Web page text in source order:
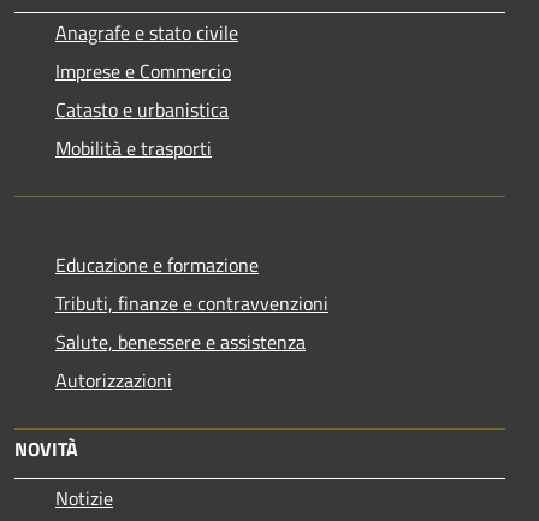
Anagrafe e stato civile
Imprese e Commercio
Catasto e urbanistica
Mobilità e trasporti
Educazione e formazione
Tributi, finanze e contravvenzioni
Salute, benessere e assistenza
Autorizzazioni
NOVITÀ
Notizie